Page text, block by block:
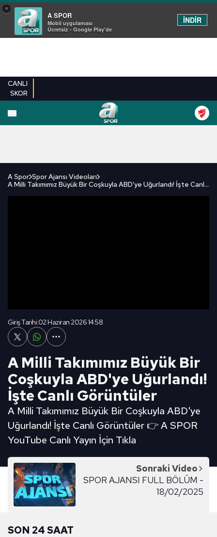
×
A SPOR
Mobil uygulaması
Ücretsiz - Google Play'de
İNDİR
CANLI
SKOR
FUTBOL
A Spor Spor Ajansı Videoları
A Milli Takımımız Büyük Bir Coşkuyla ABD'ye Uğurlandı! İşte Canlı Görüntüler
Giriş Tarihi:02 Haziran 2026 14:58
A Milli Takımımız Büyük Bir
Coşkuyla ABD'ye Uğurlandı!
İşte Canlı Görüntüler
A Milli Takımımız Büyük Bir Coşkuyla ABD'ye
Uğurlandı! İşte Canlı Görüntüler 👉 A SPOR
YouTube Canlı Yayın İçin Tıkla
Sonraki Video
SPOR AJANSI FULL BÖLÜM -
18/02/2025
SON 24 SAAT